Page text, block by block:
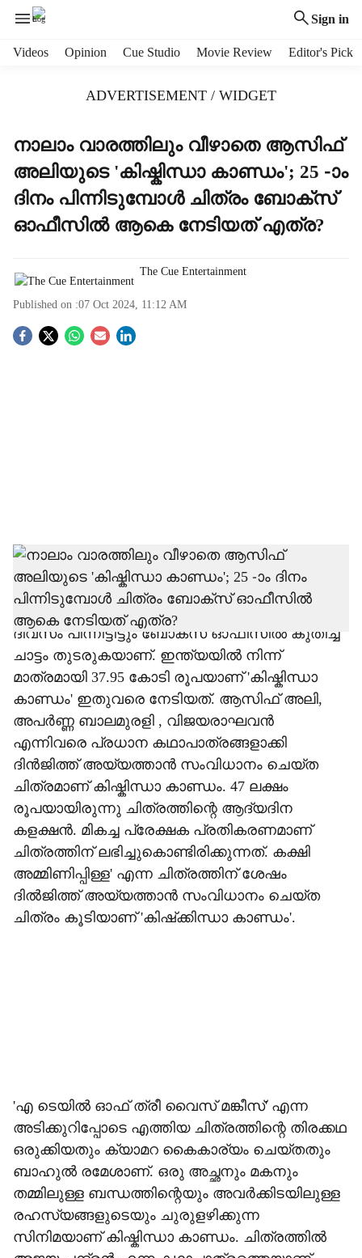
Sign in
Videos Opinion Cue Studio Movie Review Editor's Pick
ADVERTISEMENT / WIDGET
നാലാം വാരത്തിലും വീഴാതെ ആസിഫ്
അലിയുടെ 'കിഷ്കിന്ധാ കാണ്ഡം'; 25 -ാം
ദിനം പിന്നിടുമ്പോൾ ചിത്രം ബോക്സ്
ഓഫീസിൽ ആകെ നേടിയത് എത്ര?
The Cue Entertainment
Published on :07 Oct 2024, 11:12 AM
S
h
a
r
e
ആ​ഗോള ബോക്സ് ഓഫീസിൽ 70 കോടി പിന്നിട്ട്
ആസിഫ് അലി ചിത്രം 'കിഷ്കിന്ധാ കാണ്ഡം'.
സെപ്തംബർ 12 റിലീസിനെത്തിയ ചിത്രം 25
ദിവസം പിന്നിട്ടിട്ടും ബോക്സ് ഓഫീസിൽ കുതിച്ച്
ചാട്ടം തുടരുകയാണ്. ഇന്ത്യയിൽ നിന്ന്
മാത്രമായി 37.95 കോടി രൂപയാണ് 'കിഷ്കിന്ധാ
കാണ്ഡം' ഇതുവരെ നേടിയത്. ആസിഫ് അലി,
അപർണ്ണ ബാലമുരളി , വിജയരാഘവൻ
എന്നിവരെ പ്രധാന കഥാപാത്രങ്ങളാക്കി
ദിൻജിത്ത് അയ്യത്താൻ സംവിധാനം ചെയ്ത
ചിത്രമാണ് കിഷ്കിന്ധാ കാണ്ഡം. 47 ലക്ഷം
രൂപയായിരുന്നു ചിത്രത്തിന്റെ ആദ്യദിന
കളക്ഷൻ. മികച്ച പ്രേക്ഷക പ്രതികരണമാണ്
ചിത്രത്തിന് ലഭിച്ചുകൊണ്ടിരിക്കുന്നത്. കക്ഷി
അമ്മിണിപ്പിള്ള' എന്ന ചിത്രത്തിന് ശേഷം
ദില്‍ജിത്ത് അയ്യത്താന്‍ സംവിധാനം ചെയ്ത
ചിത്രം കൂടിയാണ് 'കിഷ്‌ക്കിന്ധാ കാണ്ഡം'.
'എ ടെയിൽ ഓഫ് ത്രീ വൈസ് മങ്കീസ്' എന്ന
അടിക്കുറിപ്പോടെ എത്തിയ ചിത്രത്തിന്റെ തിരക്കഥ
ഒരുക്കിയതും ക്യാമറ കൈകാര്യം ചെയ്തതും
ബാഹുൽ രമേശാണ്. ഒരു അച്ഛനും മകനും
തമ്മിലുള്ള ബന്ധത്തിന്റെയും അവർക്കിടയിലുള്ള
രഹസ്യങ്ങളുടെയും ചുരുളഴിക്കുന്ന
സിനിമയാണ് കിഷ്കിന്ധാ കാണ്ഡം. ചിത്രത്തിൽ